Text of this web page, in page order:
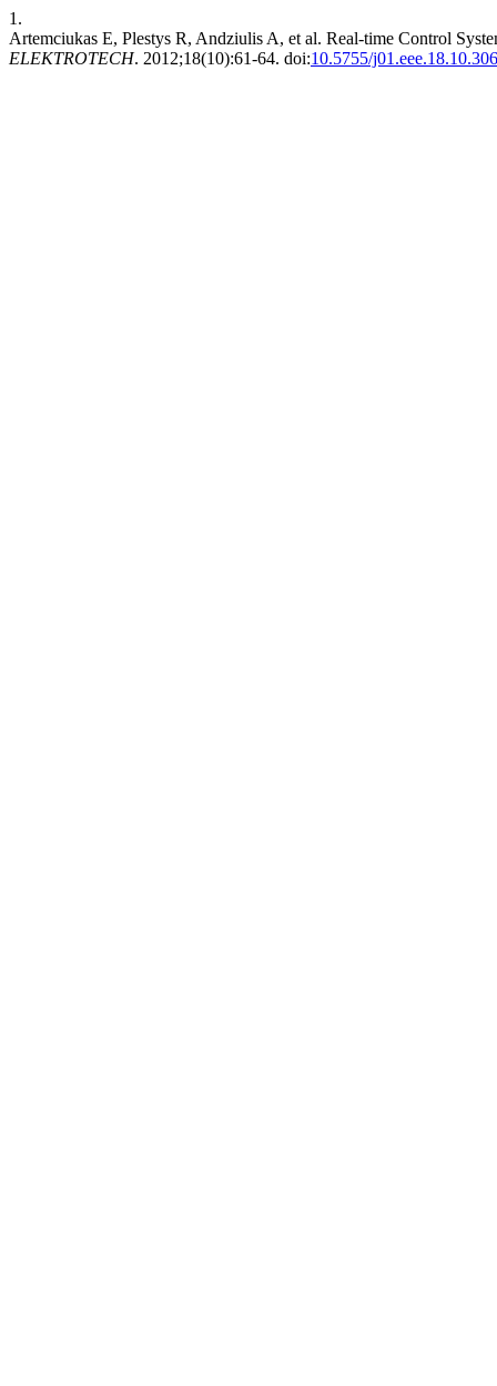
1.
Artemciukas E, Plestys R, Andziulis A, et al. Real-time Control
ELEKTROTECH. 2012;18(10):61-64. doi:10.5755/